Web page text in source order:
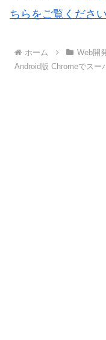
ちらをご覧ください
ホーム Web開
Android版 Chromeでスー